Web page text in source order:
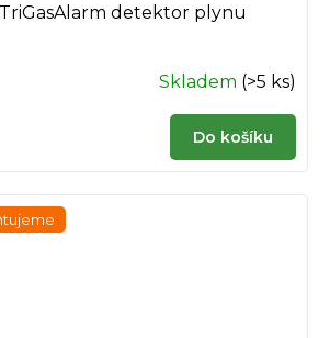
detektor plynu
Skladem (>5 ks)
Do košíku